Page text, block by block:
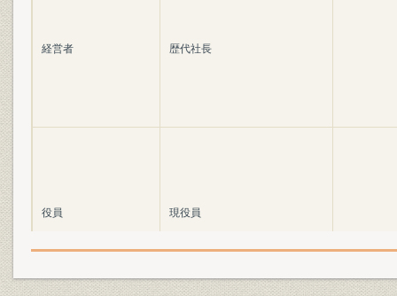
経営者 歴代社長
役員 現役員